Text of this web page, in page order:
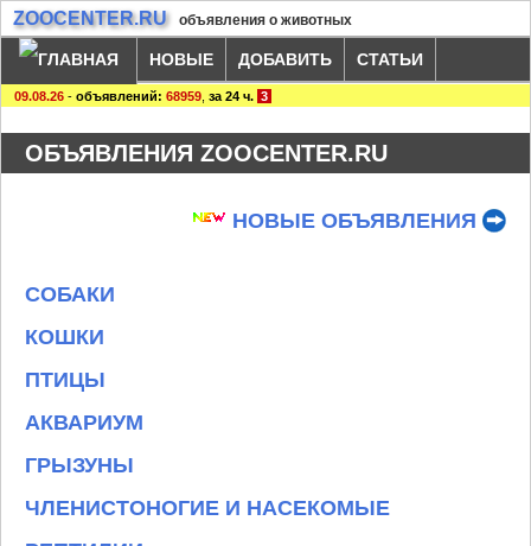
ZOOCENTER.RU объявления о животных
НОВЫЕ ДОБАВИТЬ СТАТЬИ
09.08.26 - объявлений: 68959 за 24 ч. 3
ОБЪЯВЛЕНИЯ ZOOCENTER.RU
НОВЫЕ ОБЪЯВЛЕНИЯ
СОБАКИ
КОШКИ
ПТИЦЫ
АКВАРИУМ
ГРЫЗУНЫ
ЧЛЕНИСТОНОГИЕ И НАСЕКОМЫЕ